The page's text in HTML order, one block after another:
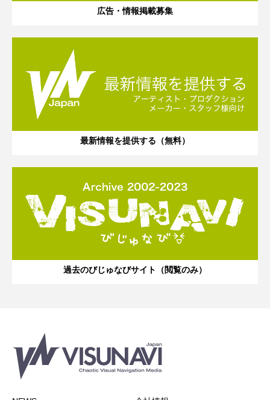
広告・情報掲載募集
最新情報を提供する（無料）
過去のびじゅなびサイト（閲覧のみ）